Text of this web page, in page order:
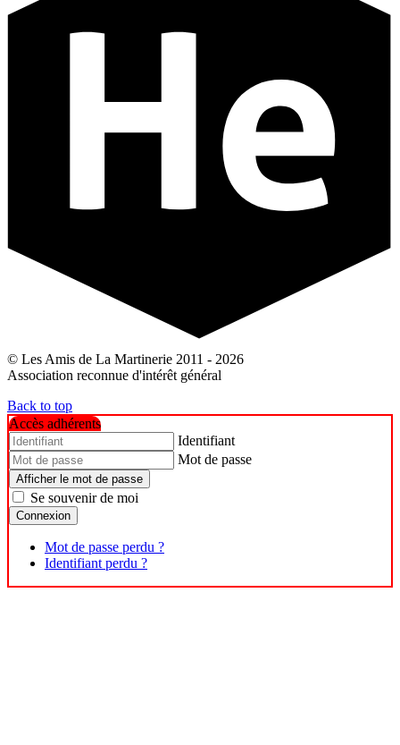
© Les Amis de La Martinerie 2011 - 2026
Association reconnue d'intérêt général
Back to top
Accès adhérents
Identifiant
Mot de passe
Afficher le mot de passe
Se souvenir de moi
Connexion
Mot de passe perdu ?
Identifiant perdu ?